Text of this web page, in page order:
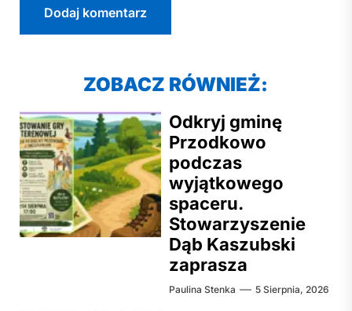
ZOBACZ RÓWNIEŻ:
Odkryj gminę
Przodkowo
podczas
wyjątkowego
spaceru.
Stowarzyszenie
Dąb Kaszubski
zaprasza
Paulina Stenka 5 Sierpnia, 2026